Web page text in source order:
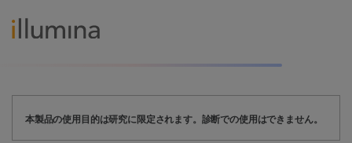
本製品の使用目的は研究に限定されます。診断での使用はできません。